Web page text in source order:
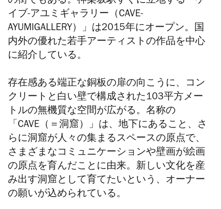
イブ-アユミギャラリー（CAVE-
AYUMIGALLERY）」 は2015年にオープン。 国
内外の優れた若手アーティストの作品を中心
に紹介している。
存在感ある端正な銅板の扉の向こうに、
コン
クリートと白い壁で構成された103平方メー
トルの無機質な空間が広がる。名称の
「CAVE（＝洞窟）」は、 地下にあること、さ
らに洞窟が人々の集まるスペースの原点で、
さまざまなコミュニケーションや壁画が絵画
の原点を育んだ ことに由来。 新しい文化を産
み出す洞窟として育てたいという、 オーナー
の願いが込められている。